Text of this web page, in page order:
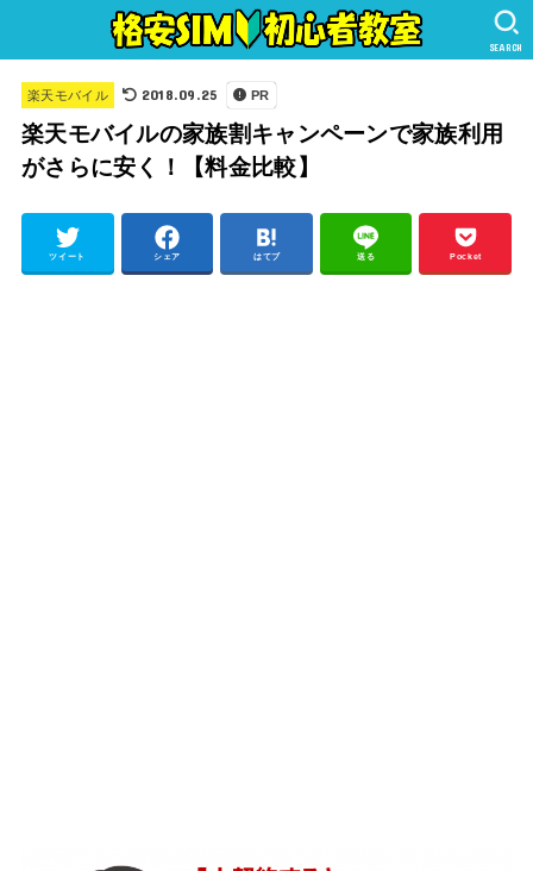
SEARCH
楽天モバイル 2018.09.25 PR
楽天モバイルの家族割キャンペーンで家族利用
がさらに安く！【料金比較】
ツイート シェア はてブ 送る Pocket